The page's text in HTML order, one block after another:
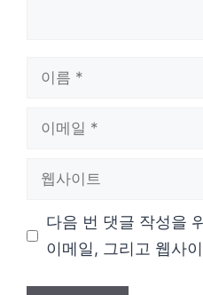
다음 번 댓글 작성을
이메일, 그리고 웹사